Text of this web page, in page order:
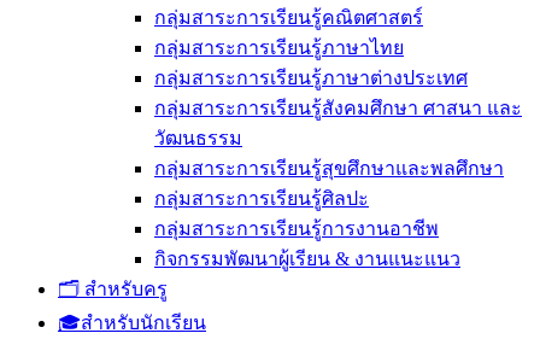
กลุ่มสาระการเรียนรู้คณิตศาสตร์
กลุ่มสาระการเรียนรู้ภาษาไทย
กลุ่มสาระการเรียนรู้ภาษาต่างประเทศ
กลุ่มสาระการเรียนรู้สังคมศึกษา ศาสนา และ
วัฒนธรรม
กลุ่มสาระการเรียนรู้สุขศึกษาและพลศึกษา
กลุ่มสาระการเรียนรู้ศิลปะ
กลุ่มสาระการเรียนรู้การงานอาชีพ
กิจกรรมพัฒนาผู้เรียน & งานแนะแนว
🗂️ สำหรับครู
🎓สำหรับนักเรียน